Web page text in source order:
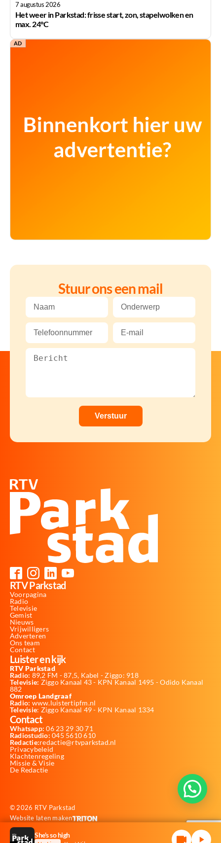
7 augustus 2026
Het weer in Parkstad: frisse start, zon, stapelwolken en
max. 24°C
AD
Stuur ons een mail
RTV Parkstad
Voorpagina
Radio
Televisie
Gemist
Nieuws
Vrijwilligers
Adverteren
Ons team
Contact
Luister en kijk
RTV Parkstad
Radio: 89,2 FM - 87,5, Kabel - Ziggo: 918
Televisie: Ziggo Kanaal 43 - KPN Kanaal 1495 - Odido Kanaal
882
Omroep Landgraaf
Radio: www.luistertipfm.nl
Televisie: Ziggo Kanaal 49 - KPN Kanaal 1334
Contact
Whatsapp: 06 23 29 30 71
Radiostudio: 045 5610 610
Redactie:redactie@rtvparkstad.nl
Privacybeleid
Klachtenregeling
Missie & Visie
De Redactie
© 2026 RTV Parkstad
Website laten maken
She's so high